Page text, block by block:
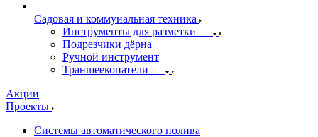
Садовая и коммунальная техника
Инструменты для разметки
Подрезчики дёрна
Ручной инструмент
Траншеекопатели
Акции
Проекты
Системы автоматического полива